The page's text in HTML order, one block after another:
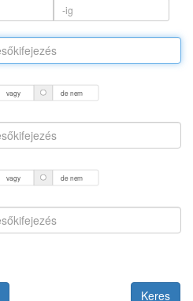
vagy de nem
vagy de nem